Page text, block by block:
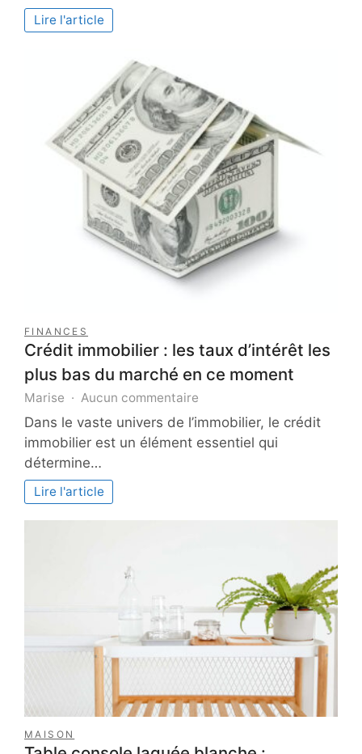
Lire l'article
FINANCES
Crédit immobilier : les taux d’intérêt les
plus bas du marché en ce moment
Marise Aucun commentaire
Crédit
immobilier
:
marché
en
ce
moment
Dans le vaste univers de l’immobilier, le crédit
immobilier est un élément essentiel qui
détermine…
Lire l'article
MAISON